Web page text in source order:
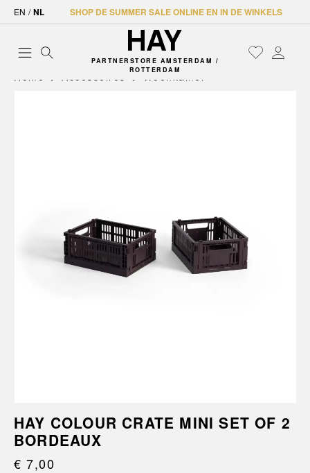
EN / NL SHOP DE SUMMER SALE ONLINE EN IN DE WINKELS
PARTNERSTORE AMSTERDAM /
ROTTERDAM
Home Accessoires Woonkamer
HAY COLOUR CRATE MINI SET OF 2
BORDEAUX
€ 7,00